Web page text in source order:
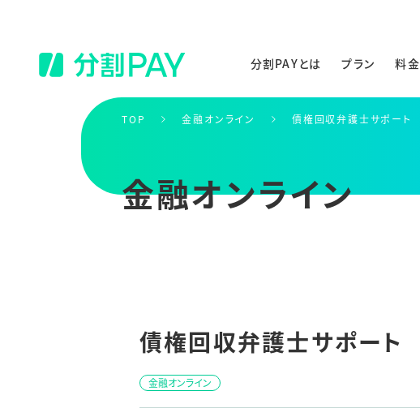
分割PAYとは プラン 料金
TOP 金融オンライン 債権回収弁護士サポート
金融オンライン
債権回収弁護士サポート
金融オンライン